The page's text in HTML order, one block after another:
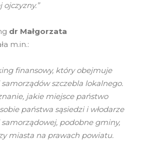
ojczyzny.”
dr Małgorzata
m.in.:
finansowy, który obejmuje
szczebla lokalnego.
jakie miejsce państwo
państwa sąsiedzi i włodarze
podobne gminy,
miasta na prawach powiatu.